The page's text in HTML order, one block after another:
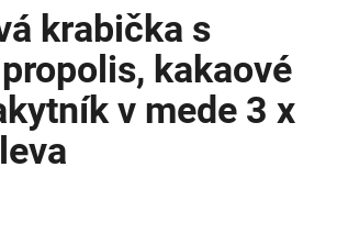
krabička s
kakaové
v mede 3 x